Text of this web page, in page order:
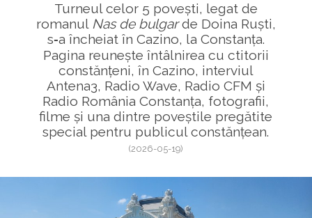
Turneul celor 5 povești, legat de
romanul Nas de bulgarde Doina Ruști,
s‑a încheiat în Cazino, la Constanța.
Pagina reunește întâlnirea cu ctitorii
constănțeni, în Cazino, interviul
Antena3, Radio Wave, Radio CFM și
Radio România Constanța, fotografii,
filme și una dintre poveștile pregătite
special pentru publicul constănțean.
(2026-05-19)